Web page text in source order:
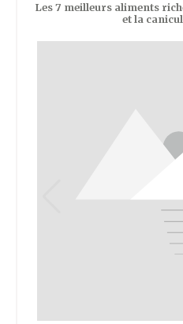
Les 7 meilleurs aliments
et la